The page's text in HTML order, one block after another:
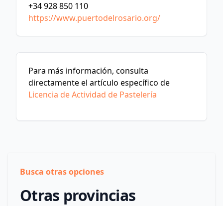
+34 928 850 110
https://www.puertodelrosario.org/
Para más información, consulta
directamente el artículo específico de
Licencia de Actividad de Pastelería
Busca otras opciones
Otras provincias